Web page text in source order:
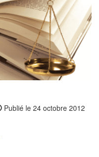
Publié le 24 octobre 2012